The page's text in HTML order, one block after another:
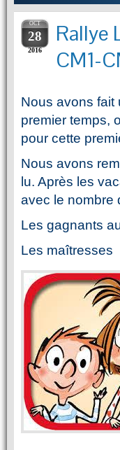
OCT
28
2016
Rallye
CM1-
Nous avons fait
premier temps,
pour cette
Nous avons
lu. Après les
avec le nombre
Les gagnants
Les maîtresses